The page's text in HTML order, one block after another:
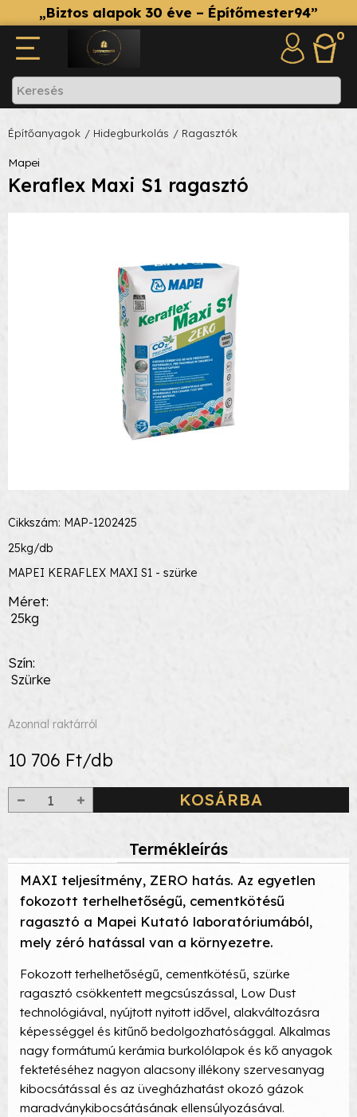
„Biztos alapok 30 éve – Építőmester94”
0
Építőanyagok / Hidegburkolás / Ragasztók
Mapei
Keraflex Maxi S1 ragasztó
Cikkszám: MAP-1202425
25kg/db
MAPEI KERAFLEX MAXI S1 - szürke
Méret
25kg
Szín
Szürke
Azonnal raktárról
10 706 Ft/db
KOSÁRBA
Termékleírás
MAXI teljesítmény, ZERO hatás. Az egyetlen
fokozott terhelhetőségű, cementkötésű
ragasztó a Mapei Kutató laboratóriumából,
mely zéró hatással van a környezetre.
Fokozott terhelhetőségű, cementkötésű, szürke
ragasztó csökkentett megcsúszással, Low Dust
technológiával, nyújtott nyitott idővel, alakváltozásra
képességgel és kitűnő bedolgozhatósággal. Alkalmas
nagy formátumú kerámia burkolólapok és kő anyagok
fektetéséhez nagyon alacsony illékony szervesanyag
kibocsátással és az üvegházhatást okozó gázok
maradványkibocsátásának ellensúlyozásával.